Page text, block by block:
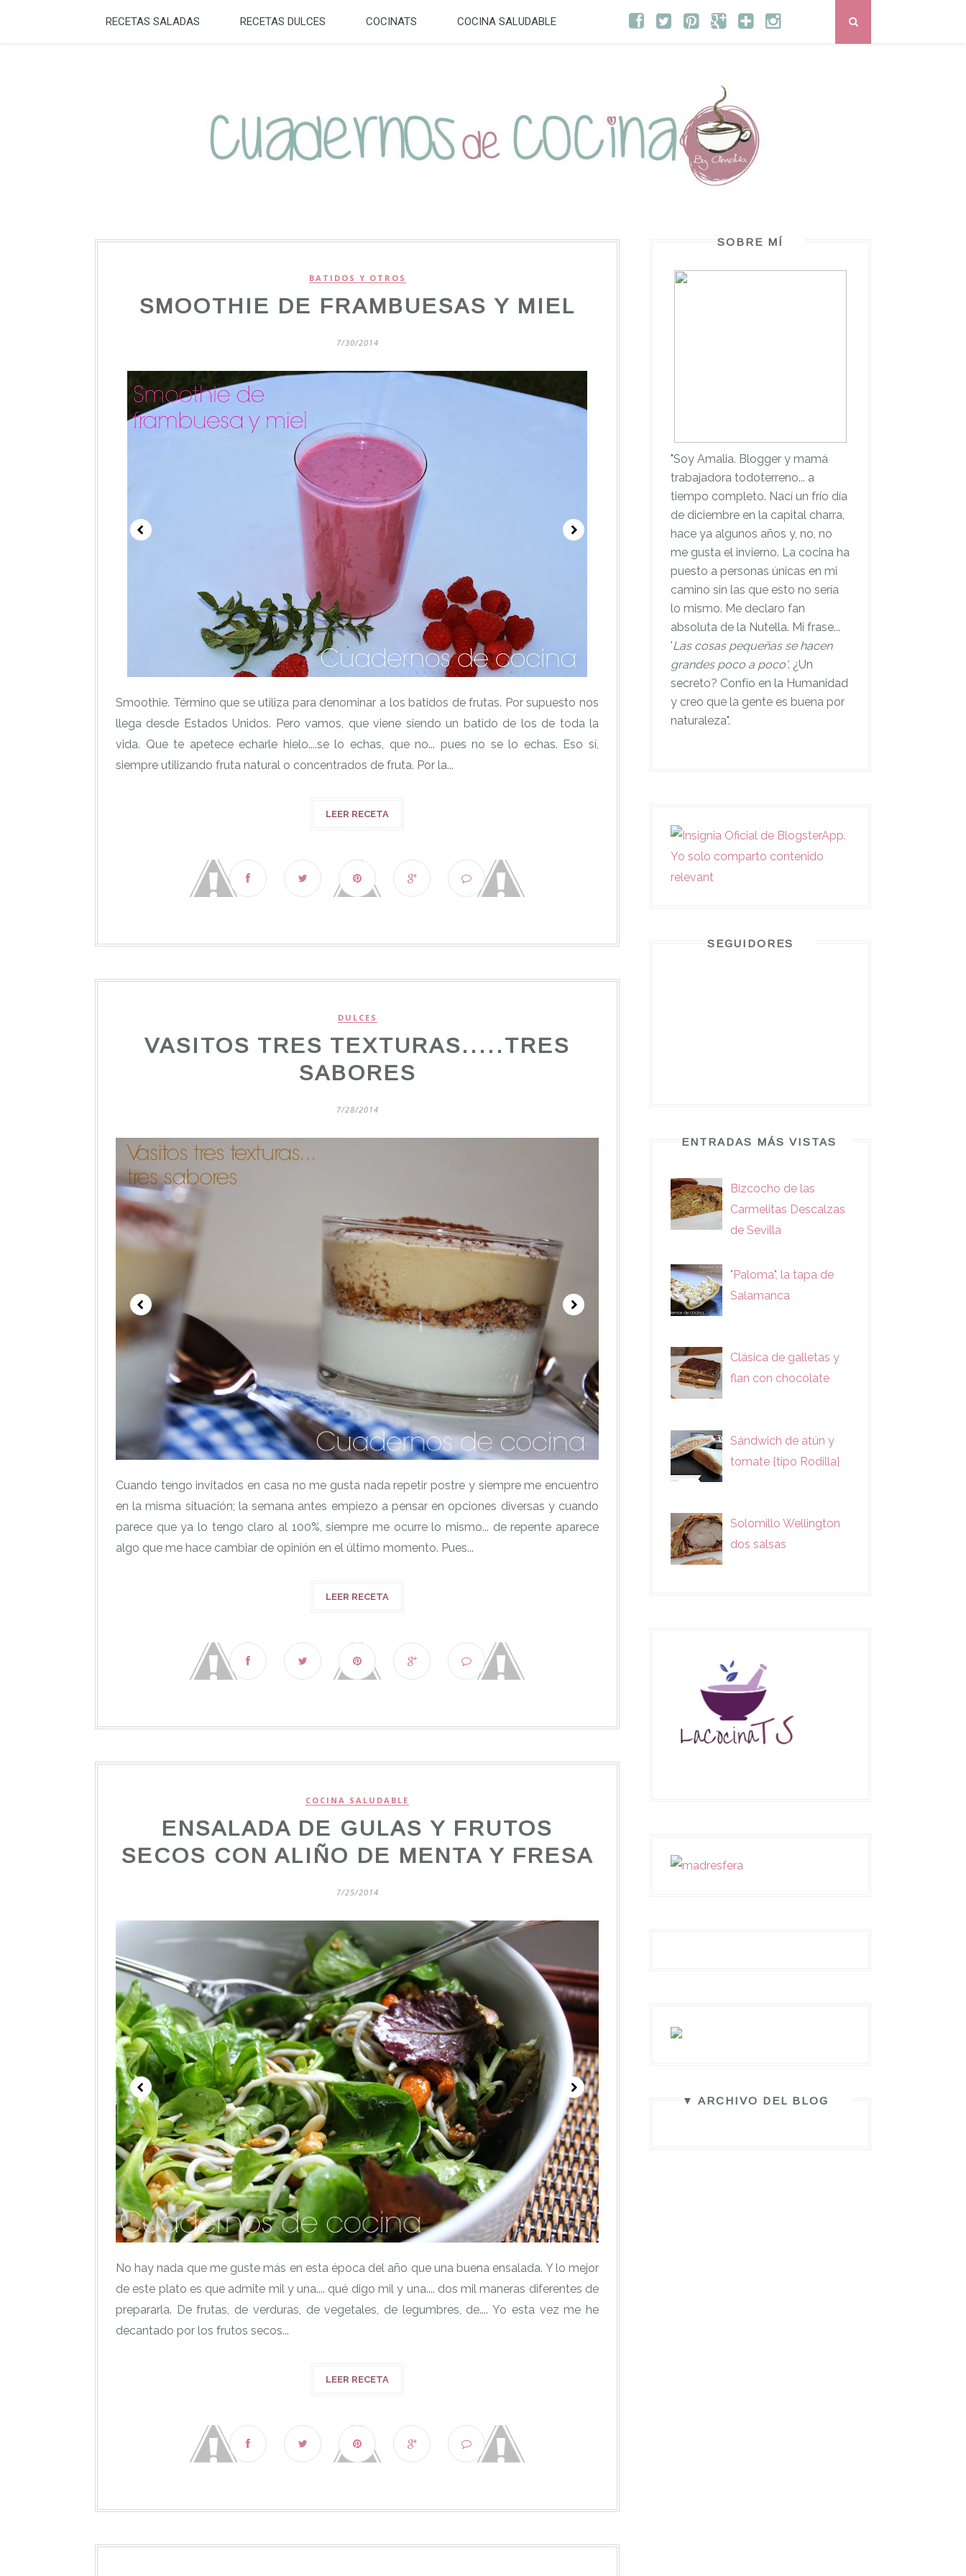
RECETAS SALADAS RECETAS DULCES COCINATS COCINA SALUDABLE
BATIDOS Y OTROS
SMOOTHIE DE FRAMBUESAS Y MIEL
7/30/2014
Smoothie. Término que se utiliza para denominar a los batidos de frutas. Por supuesto nos
llega desde Estados Unidos. Pero vamos, que viene siendo un batido de los de toda la
vida. Que te apetece echarle hielo....se lo echas, que no... pues no se lo echas. Eso sí,
siempre utilizando fruta natural o concentrados de fruta. Por la...
LEER RECETA
DULCES
VASITOS TRES TEXTURAS.....TRES
SABORES
7/28/2014
Cuando tengo invitados en casa no me gusta nada repetir postre y siempre me encuentro
en la misma situación; la semana antes empiezo a pensar en opciones diversas y cuando
parece que ya lo tengo claro al 100%, siempre me ocurre lo mismo... de repente aparece
algo que me hace cambiar de opinión en el último momento. Pues...
LEER RECETA
COCINA SALUDABLE
ENSALADA DE GULAS Y FRUTOS
SECOS CON ALIÑO DE MENTA Y FRESA
7/25/2014
No hay nada que me guste más en esta época del año que una buena ensalada. Y lo mejor
de este plato es que admite mil y una.... qué digo mil y una.... dos mil maneras diferentes de
prepararla. De frutas, de verduras, de vegetales, de legumbres, de.... Yo esta vez me he
decantado por los frutos secos...
LEER RECETA
SOBRE MÍ
"Soy Amalia. Blogger y mamá
trabajadora todoterreno... a
tiempo completo. Nací un frío día
de diciembre en la capital charra,
hace ya algunos años y, no, no
me gusta el invierno. La cocina ha
puesto a personas únicas en mi
camino sin las que esto no sería
lo mismo. Me declaro fan
absoluta de la Nutella. Mi frase...
'Las cosas pequeñas se hacen
grandes poco a poco'. ¿Un
secreto? Confío en la Humanidad
y creo que la gente es buena por
naturaleza".
SEGUIDORES
ENTRADAS MÁS VISTAS
Bizcocho de las
Carmelitas Descalzas
de Sevilla
"Paloma", la tapa de
Salamanca
Clásica de galletas y
flan con chocolate
Sándwich de atún y
tomate {tipo Rodilla}
Solomillo Wellington
dos salsas
▼ ARCHIVO DEL BLOG